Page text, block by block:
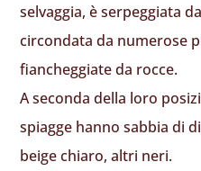
selvaggia, è serpeggiata
circondata da numerose
fiancheggiate da rocce.
A seconda della loro
spiagge hanno sabbia di
beige chiaro, altri neri.